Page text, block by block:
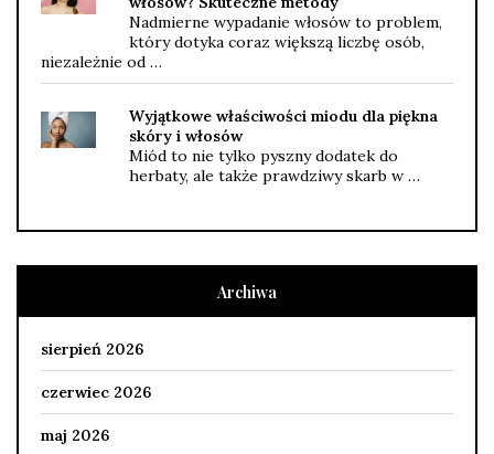
Nadmierne wypadanie włosów to problem,
który dotyka coraz większą liczbę osób,
niezależnie od …
Wyjątkowe właściwości miodu dla piękna
skóry i włosów
Miód to nie tylko pyszny dodatek do
herbaty, ale także prawdziwy skarb w …
Archiwa
sierpień 2026
czerwiec 2026
maj 2026